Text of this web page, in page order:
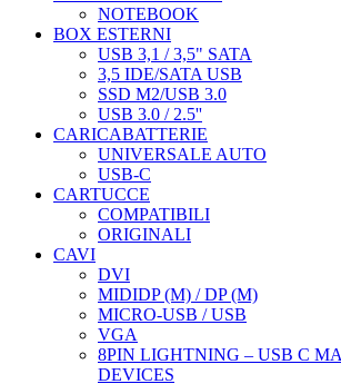
NOTEBOOK
BOX ESTERNI
USB 3,1 / 3,5" SATA
3,5 IDE/SATA USB
SSD M2/USB 3.0
USB 3.0 / 2.5''
CARICABATTERIE
UNIVERSALE AUTO
USB-C
CARTUCCE
COMPATIBILI
ORIGINALI
CAVI
DVI
MIDIDP (M) / DP (M)
MICRO-USB / USB
VGA
8PIN LIGHTNING – USB C
DEVICES